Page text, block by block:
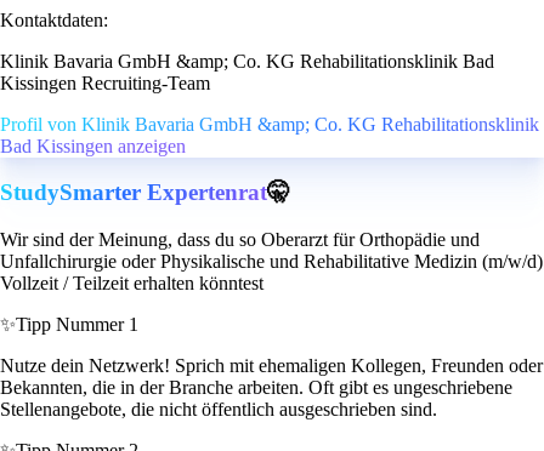
Kontaktdaten:
Klinik Bavaria GmbH &amp; Co. KG Rehabilitationsklinik Bad
Kissingen Recruiting-Team
Profil von Klinik Bavaria GmbH &amp; Co. KG Rehabilitationsklinik
Bad Kissingen anzeigen
StudySmarter Expertenrat🤫
Wir sind der Meinung, dass du so Oberarzt für Orthopädie und
Unfallchirurgie oder Physikalische und Rehabilitative Medizin (m/w/d)
Vollzeit / Teilzeit erhalten könntest
✨Tipp Nummer 1
Nutze dein Netzwerk! Sprich mit ehemaligen Kollegen, Freunden oder
Bekannten, die in der Branche arbeiten. Oft gibt es ungeschriebene
Stellenangebote, die nicht öffentlich ausgeschrieben sind.